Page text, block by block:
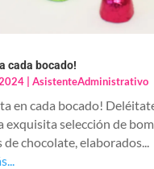
cada bocado!
| AsistenteAdministrativo
en cada bocado!
exquisita selección de
chocolate, elaborados...